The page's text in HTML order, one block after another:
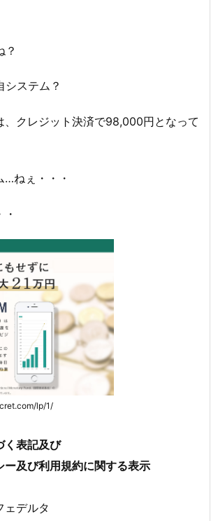
？
システム？
、クレジット決済で98,000円となって
…ねぇ・・・
lp/1/
く表記及び
ー及び利用規約に関する表示
ェデルタ